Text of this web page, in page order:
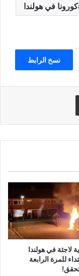
كورونا في هولندا
نسخ الرابط
مشاركة عبر البريد
لاجئة في هولندا
للمرة الرابعة